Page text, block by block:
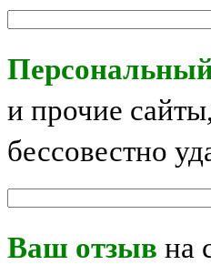
и прочие
бессовестно
Ваш отзыв на